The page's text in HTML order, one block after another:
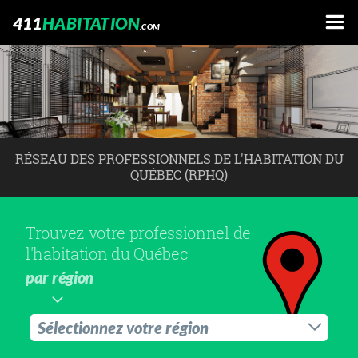
411HABITATION.COM
RÉSEAU DES PROFESSIONNELS DE L'HABITATION DU
QUÉBEC (RPHQ)
Trouvez votre professionnel de
l'habitation du Québec
par région